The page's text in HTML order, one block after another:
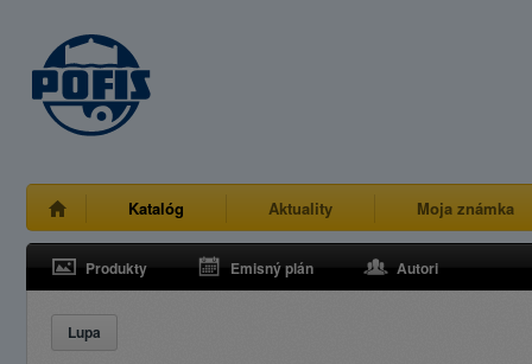
Katalóg Aktuality Moja známka
Produkty Emisný plán Autori
Lupa